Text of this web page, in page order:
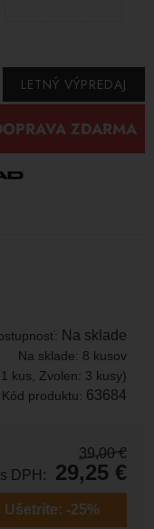
LETNÝ VÝPREDAJ
Na sklade
Na sklade: 8 kusov
kus, Zvolen: 3 kusy)
Kód produktu: 63684
39,00 €
DPH:
29,25 €
Ušetríte: -25%